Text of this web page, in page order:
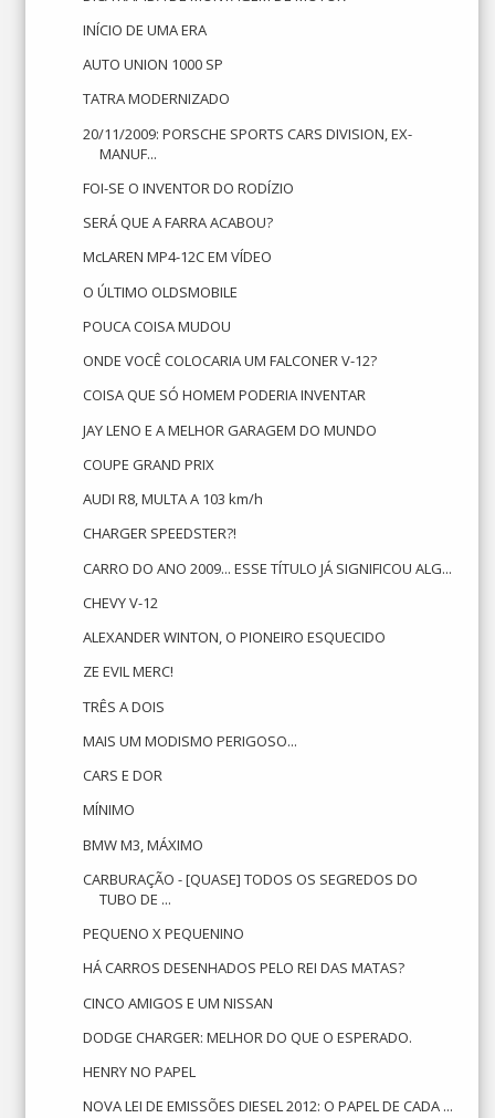
INÍCIO DE UMA ERA
AUTO UNION 1000 SP
TATRA MODERNIZADO
20/11/2009: PORSCHE SPORTS CARS DIVISION, EX-
MANUF...
FOI-SE O INVENTOR DO RODÍZIO
SERÁ QUE A FARRA ACABOU?
McLAREN MP4-12C EM VÍDEO
O ÚLTIMO OLDSMOBILE
POUCA COISA MUDOU
ONDE VOCÊ COLOCARIA UM FALCONER V-12?
COISA QUE SÓ HOMEM PODERIA INVENTAR
JAY LENO E A MELHOR GARAGEM DO MUNDO
COUPE GRAND PRIX
AUDI R8, MULTA A 103 km/h
CHARGER SPEEDSTER?!
CARRO DO ANO 2009... ESSE TÍTULO JÁ SIGNIFICOU ALG...
CHEVY V-12
ALEXANDER WINTON, O PIONEIRO ESQUECIDO
ZE EVIL MERC!
TRÊS A DOIS
MAIS UM MODISMO PERIGOSO...
CARS E DOR
MÍNIMO
BMW M3, MÁXIMO
CARBURAÇÃO - [QUASE] TODOS OS SEGREDOS DO
TUBO DE ...
PEQUENO X PEQUENINO
HÁ CARROS DESENHADOS PELO REI DAS MATAS?
CINCO AMIGOS E UM NISSAN
DODGE CHARGER: MELHOR DO QUE O ESPERADO.
HENRY NO PAPEL
NOVA LEI DE EMISSÕES DIESEL 2012: O PAPEL DE CADA ...